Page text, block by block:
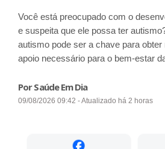
Você está preocupado com o
e suspeita que ele possa ter
autismo pode ser a chave para
apoio necessário para o bem-estar
Por Saúde Em Dia
09/08/2026 09:42 - Atualizado há 2 horas